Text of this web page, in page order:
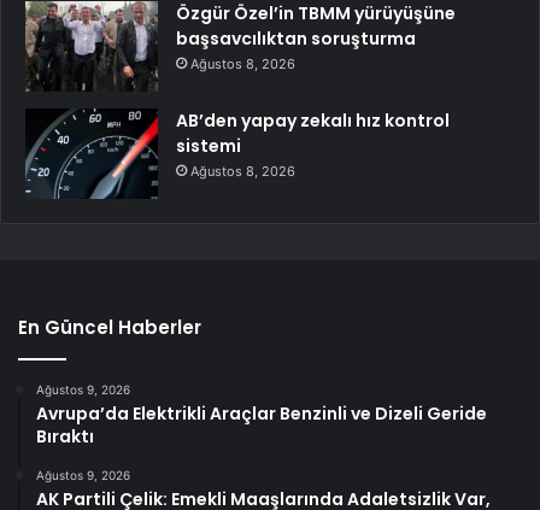
Özgür Özel’in TBMM yürüyüşüne
başsavcılıktan soruşturma
Ağustos 8, 2026
AB’den yapay zekalı hız kontrol
sistemi
Ağustos 8, 2026
En Güncel Haberler
Ağustos 9, 2026
Avrupa’da Elektrikli Araçlar Benzinli ve Dizeli Geride
Bıraktı
Ağustos 9, 2026
AK Partili Çelik: Emekli Maaşlarında Adaletsizlik Var,